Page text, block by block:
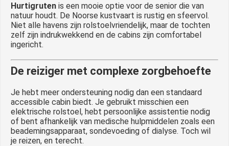
Hurtigruten is een mooie optie voor de senior die van
natuur houdt. De Noorse kustvaart is rustig en sfeervol.
Niet alle havens zijn rolstoelvriendelijk, maar de tochten
zelf zijn indrukwekkend en de cabins zijn comfortabel
ingericht.
De reiziger met complexe zorgbehoefte
Je hebt meer ondersteuning nodig dan een standaard
accessible cabin biedt. Je gebruikt misschien een
elektrische rolstoel, hebt persoonlijke assistentie nodig
of bent afhankelijk van medische hulpmiddelen zoals een
beademingsapparaat, sondevoeding of dialyse. Toch wil
je reizen, en terecht.